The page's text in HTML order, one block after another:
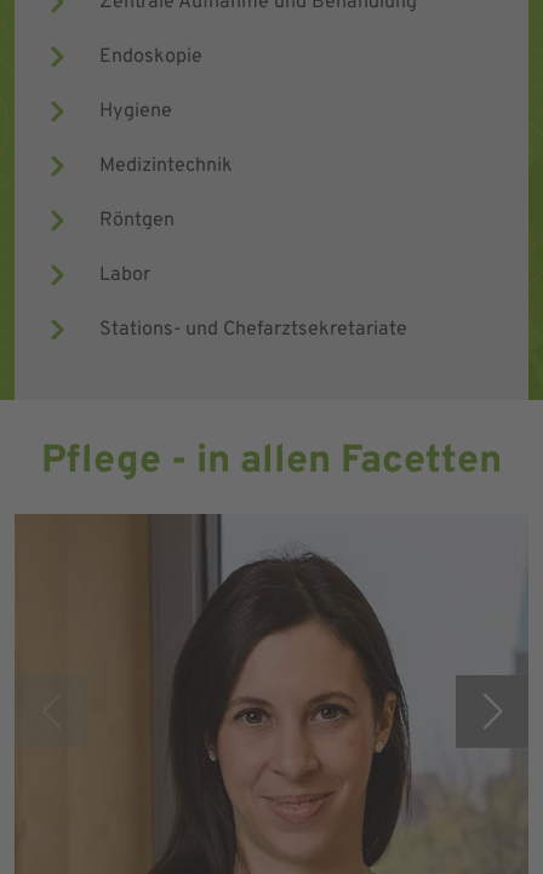
Endoskopie
Hygiene
Medizintechnik
Röntgen
Labor
Stations- und Chefarztsekretariate
Pflege - in allen Facetten